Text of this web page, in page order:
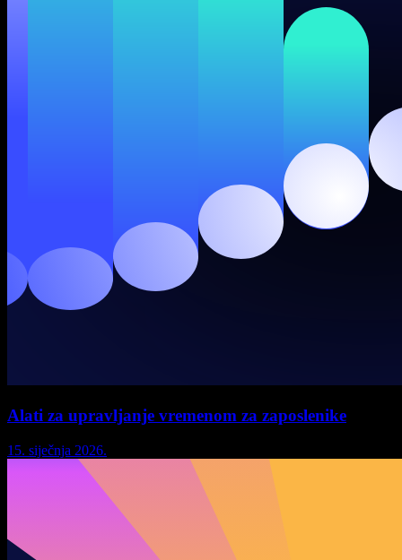
Alati za upravljanje vremenom za zaposlenike
15. siječnja 2026.